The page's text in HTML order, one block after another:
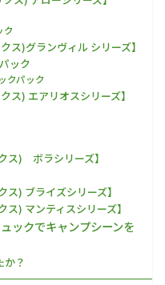
ク
ス)グランヴィル シリーズ】
ック
クパック
ス) エアリオスシリーズ】
ス) ボラシリーズ】
ス) ブライズシリーズ】
ス) マンティスシリーズ】
ックでキャンプシーンを
か？